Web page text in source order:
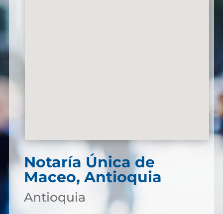
Notaría Única de
Maceo, Antioquia
Antioquia